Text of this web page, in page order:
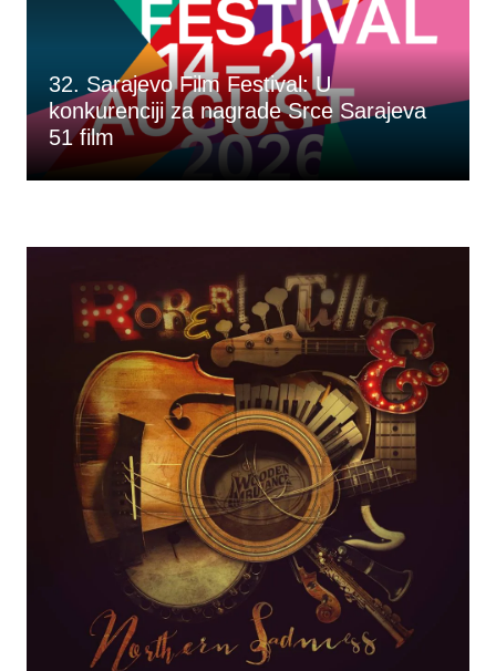
32. Sarajevo Film Festival: U
konkurenciji za nagrade Srce Sarajeva
51 film